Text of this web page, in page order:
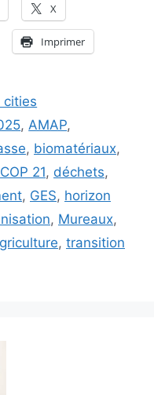
X
Imprimer
cities
, AMAP,
, biomatériaux,
COP 21, déchets,
, GES, horizon
, Mureaux,
, transition